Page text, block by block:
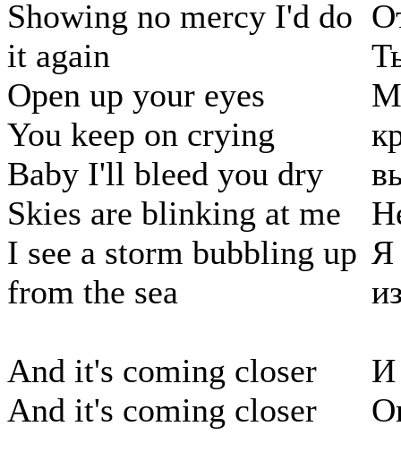
Showing no mercy I'd do
it again
Open up your eyes
You keep on crying
Baby I'll bleed you dry
Skies are blinking at me
I see a storm bubbling up
from the sea
And it's coming closer
And it's coming closer
Я
И